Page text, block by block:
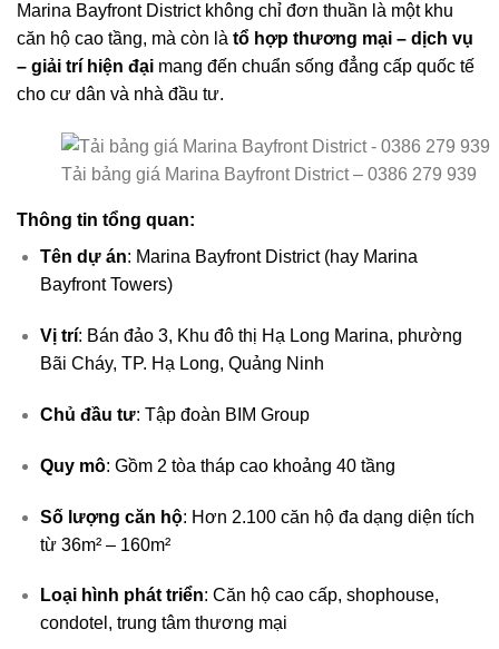
Marina Bayfront District không chỉ đơn thuần là một khu
căn hộ cao tầng, mà còn là tổ hợp thương mại – dịch vụ
– giải trí hiện đại mang đến chuẩn sống đẳng cấp quốc tế
cho cư dân và nhà đầu tư.
Tải bảng giá Marina Bayfront District – 0386 279 939
Thông tin tổng quan:
Tên dự án: Marina Bayfront District (hay Marina
Bayfront Towers)
Vị trí: Bán đảo 3, Khu đô thị Hạ Long Marina, phường
Bãi Cháy, TP. Hạ Long, Quảng Ninh
Chủ đầu tư: Tập đoàn BIM Group
Quy mô: Gồm 2 tòa tháp cao khoảng 40 tầng
Số lượng căn hộ: Hơn 2.100 căn hộ đa dạng diện tích
từ 36m² – 160m²
Loại hình phát triển: Căn hộ cao cấp, shophouse,
condotel, trung tâm thương mại